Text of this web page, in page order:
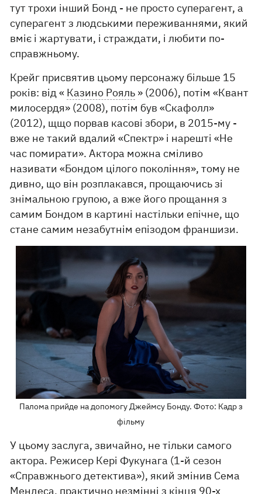
тут трохи інший Бонд - не просто суперагент, а
суперагент з людськими переживаннями, який
вміє і жартувати, і страждати, і любити по-
справжньому.
Крейг присвятив цьому персонажу більше 15
років: від « Казино Рояль » (2006), потім «Квант
милосердя» (2008), потім був «Скафолл»
(2012), щщо порвав касові збори, в 2015-му -
вже не такий вдалий «Спектр» і нарешті «Не
час помирати». Актора можна сміливо
називати «Бондом цілого покоління», тому не
дивно, що він розплакався, прощаючись зі
знімальною групою, а вже його прощання з
самим Бондом в картині настільки епічне, що
стане самим незабутнім епізодом франшизи.
Палома прийде на допомогу Джеймсу Бонду. Фото: Кадр з
фільму
У цьому заслуга, звичайно, не тільки самого
актора. Режисер Кері Фукунага (1-й сезон
«Справжнього детектива»), який змінив Сема
Мендеса, практично незмінні з кінця 90-х